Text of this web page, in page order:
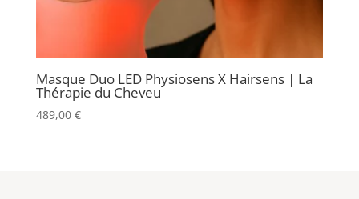
Masque Duo LED Physiosens X Hairsens | La
Thérapie du Cheveu
489,00 €